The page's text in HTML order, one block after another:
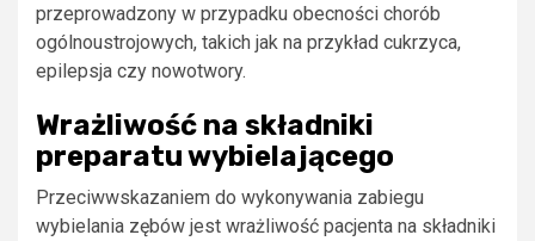
przeprowadzony w przypadku obecności chorób
ogólnoustrojowych, takich jak na przykład cukrzyca,
epilepsja czy nowotwory.
Wrażliwość na składniki
preparatu wybielającego
Przeciwwskazaniem do wykonywania zabiegu
wybielania zębów jest wrażliwość pacjenta na składniki